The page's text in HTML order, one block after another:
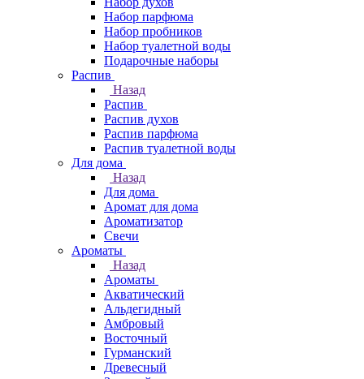
Набор парфюма
Набор пробников
Набор туалетной воды
Подарочные наборы
Распив
Назад
Распив
Распив духов
Распив парфюма
Распив туалетной воды
Для дома
Назад
Для дома
Аромат для дома
Ароматизатор
Свечи
Ароматы
Назад
Ароматы
Акватический
Альдегидный
Амбровый
Восточный
Гурманский
Древесный